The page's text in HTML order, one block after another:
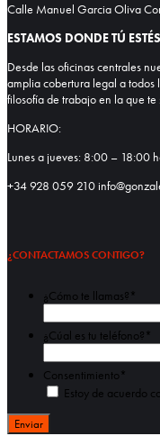
Calle Manuel Garcia Oliva
ESTAMOS DONDE TÚ ESTÉS
Desde las oficinas centrales
amplia cobertura legal a todos
filosofía de trabajo en la que
HORARIO:
Lunes a jueves: 8:00 – 18:00
+34 928 059 210
¿CONTACTAMOS CONTIGO?
¿Cómo te llamas? *
¿Cúal es tu teléfono? *
Consentimiento *
Estoy de acuerdo